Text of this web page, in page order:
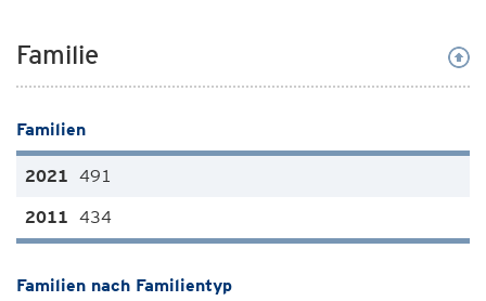
Familie
Familien
491
434
Familien nach Familientyp